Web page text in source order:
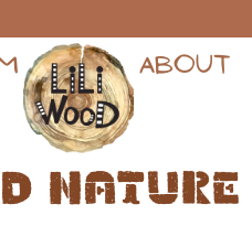
ABOUT
nature